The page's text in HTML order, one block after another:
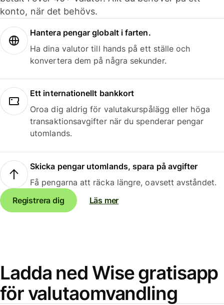
konto, när det behövs.
Hantera pengar globalt i farten.
Ha dina valutor till hands på ett ställe och
konvertera dem på några sekunder.
Ett internationellt bankkort
Oroa dig aldrig för valutakurspålägg eller höga
transaktionsavgifter när du spenderar pengar
utomlands.
Skicka pengar utomlands, spara på avgifter
Få pengarna att räcka längre, oavsett avståndet.
Registrera dig
Läs mer
Ladda ned Wise gratisapp
för valutaomvandling